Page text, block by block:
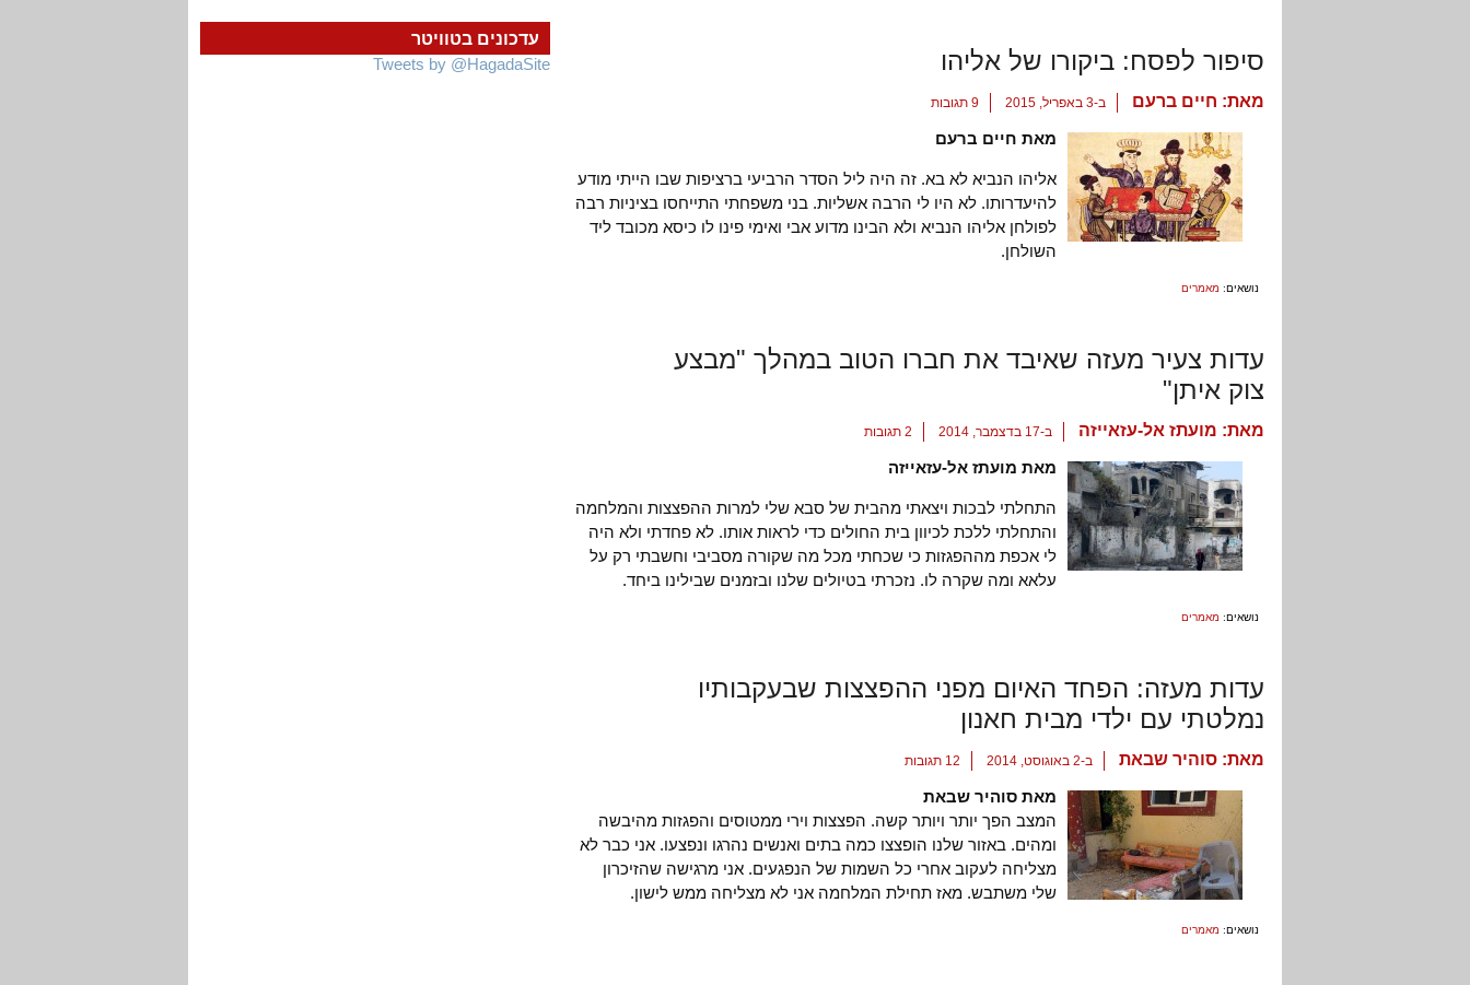
סיפור לפסח: ביקורו של אליהו
מאת: חיים ברעם ב-3 באפריל, 2015 9 תגובות
מאת חיים ברעם
אליהו הנביא לא בא. זה היה ליל הסדר הרביעי ברציפות שבו הייתי מודע
להיעדרותו. לא היו לי הרבה אשליות. בני משפחתי התייחסו בציניות רבה
לפולחן אליהו הנביא ולא הבינו מדוע אבי ואימי פינו לו כיסא מכובד ליד
השולחן.
נושאים: מאמרים
עדות צעיר מעזה שאיבד את חברו הטוב במהלך "מבצע
צוק איתן"
מאת: מועתז אל-עזאייזה ב-17 בדצמבר, 2014 2 תגובות
מאת מועתז אל-עזאייזה
התחלתי לבכות ויצאתי מהבית של סבא שלי למרות ההפצצות והמלחמה
והתחלתי ללכת לכיוון בית החולים כדי לראות אותו. לא פחדתי ולא היה
לי אכפת מההפגזות כי שכחתי מכל מה שקורה מסביבי וחשבתי רק על
עלאא ומה שקרה לו. נזכרתי בטיולים שלנו ובזמנים שבילינו ביחד.
נושאים: מאמרים
עדות מעזה: הפחד האיום מפני ההפצצות שבעקבותיו
נמלטתי עם ילדי מבית חאנון
מאת: סוהיר שבאת ב-2 באוגוסט, 2014 12 תגובות
מאת סוהיר שבאת
המצב הפך יותר ויותר קשה. הפצצות וירי ממטוסים והפגזות מהיבשה
ומהים. באזור שלנו הופצצו כמה בתים ואנשים נהרגו ונפצעו. אני כבר לא
מצליחה לעקוב אחרי כל השמות של הנפגעים. אני מרגישה שהזיכרון
שלי משתבש. מאז תחילת המלחמה אני לא מצליחה ממש לישון.
נושאים: מאמרים
עדכונים בטוויטר
Tweets by @HagadaSite